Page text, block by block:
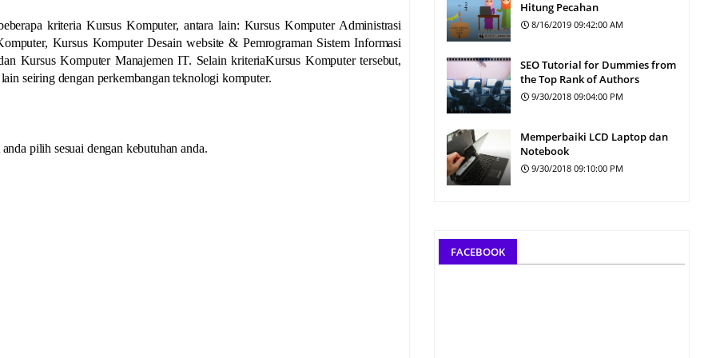
kriteria Kursus Komputer, antara lain: Kursus Komputer Administrasi
Kursus Komputer Desain website & Pemrograman Sistem Informasi
Kursus Komputer Manajemen IT. Selain kriteriaKursus Komputer tersebut,
seiring dengan perkembangan teknologi komputer.
pilih sesuai dengan kebutuhan anda.
Hitung Pecahan
8/16/2019 09:42:00 AM
SEO Tutorial for Dummies from
the Top Rank of Authors
9/30/2018 09:04:00 PM
Memperbaiki LCD Laptop dan
Notebook
9/30/2018 09:10:00 PM
FACEBOOK